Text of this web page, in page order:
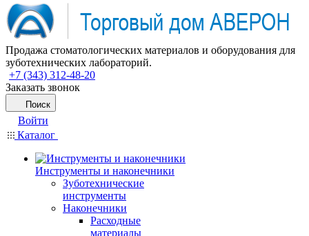
Продажа стоматологических материалов и оборудования для
зуботехнических лабораторий.
+7 (343) 312-48-20
Заказать звонок
Поиск
Войти
Каталог
Инструменты и наконечники
Зуботехнические
инструменты
Наконечники
Расходные
материалы